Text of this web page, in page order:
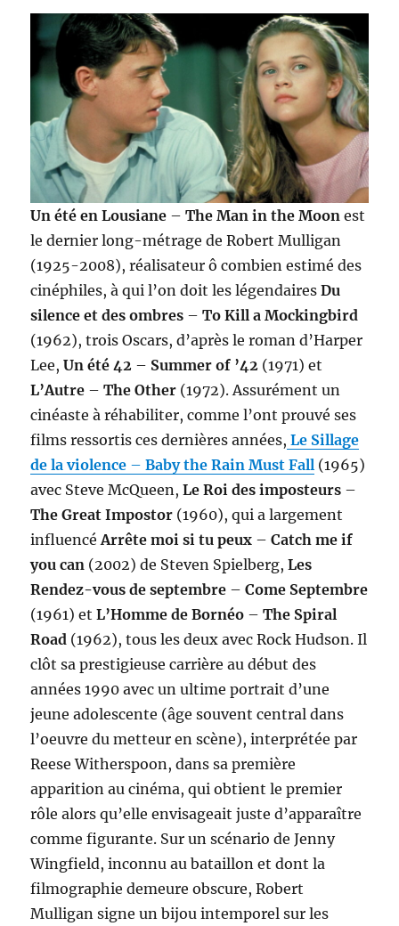
Un été en Lousiane –The Man in the Moon est
le dernier long-métrage de Robert Mulligan
(1925-2008), réalisateur ô combien estimé des
cinéphiles, à qui l’on doit les légendairesDu
silence et des ombres – To Kill a Mockingbird
(1962), trois Oscars, d’après le roman d’Harper
Lee,Un été 42 – Summer of ’42 (1971) et
L’Autre – The Other (1972). Assurément un
cinéaste à réhabiliter, comme l’ont prouvé ses
films ressortis ces dernières années, Le Sillage
de la violence – Baby the Rain Must Fall (1965)
avec Steve McQueen,Le Roi des imposteurs –
The Great Impostor (1960), qui a largement
influencéArrête moi si tu peux – Catch me if
you can (2002) de Steven Spielberg,Les
Rendez-vous de septembre –Come Septembre
(1961) etL’Homme de Bornéo –The Spiral
Road (1962), tous les deux avec Rock Hudson. Il
clôt sa prestigieuse carrière au début des
années 1990 avec un ultime portrait d’une
jeune adolescente (âge souvent central dans
l’oeuvre du metteur en scène), interprétée par
Reese Witherspoon, dans sa première
apparition au cinéma, qui obtient le premier
rôle alors qu’elle envisageait juste d’apparaître
comme figurante. Sur un scénario de Jenny
Wingfield, inconnu au bataillon et dont la
filmographie demeure obscure, Robert
Mulligan signe un bijou intemporel sur les